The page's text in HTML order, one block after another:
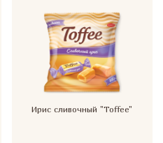
Ирис сливочный "Toffee"